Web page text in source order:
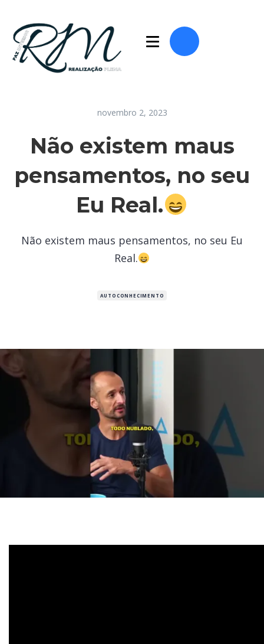
novembro 2, 2023
Não existem maus
pensamentos, no seu
Eu Real.
Não existem maus pensamentos, no seu Eu
Real.
AUTOCONHECIMENTO